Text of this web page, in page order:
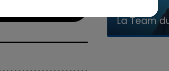
end
16h00 - 20h00
La Team